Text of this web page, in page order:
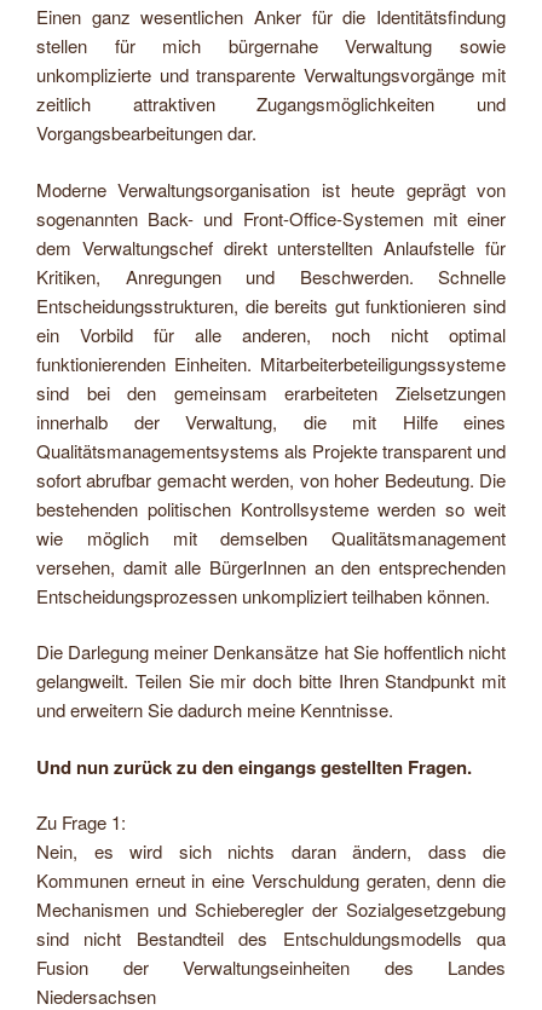
Einen ganz wesentlichen Anker für die Identitätsfindung
stellen für mich bürgernahe Verwaltung sowie
unkomplizierte und transparente Verwaltungsvorgänge mit
zeitlich attraktiven Zugangsmöglichkeiten und
Vorgangsbearbeitungen dar.
Moderne Verwaltungsorganisation ist heute geprägt von
sogenannten Back- und Front-Office-Systemen mit einer
dem Verwaltungschef direkt unterstellten Anlaufstelle für
Kritiken, Anregungen und Beschwerden. Schnelle
Entscheidungsstrukturen, die bereits gut funktionieren sind
ein Vorbild für alle anderen, noch nicht optimal
funktionierenden Einheiten. Mitarbeiterbeteiligungssysteme
sind bei den gemeinsam erarbeiteten Zielsetzungen
innerhalb der Verwaltung, die mit Hilfe eines
Qualitätsmanagementsystems als Projekte transparent und
sofort abrufbar gemacht werden, von hoher Bedeutung. Die
bestehenden politischen Kontrollsysteme werden so weit
wie möglich mit demselben Qualitätsmanagement
versehen, damit alle BürgerInnen an den entsprechenden
Entscheidungsprozessen unkompliziert teilhaben können.
Die Darlegung meiner Denkansätze hat Sie hoffentlich nicht
gelangweilt. Teilen Sie mir doch bitte Ihren Standpunkt mit
und erweitern Sie dadurch meine Kenntnisse.
Und nun zurück zu den eingangs gestellten Fragen.
Zu Frage 1:
Nein, es wird sich nichts daran ändern, dass die
Kommunen erneut in eine Verschuldung geraten, denn die
Mechanismen und Schieberegler der Sozialgesetzgebung
sind nicht Bestandteil des Entschuldungsmodells qua
Fusion der Verwaltungseinheiten des Landes
Niedersachsen